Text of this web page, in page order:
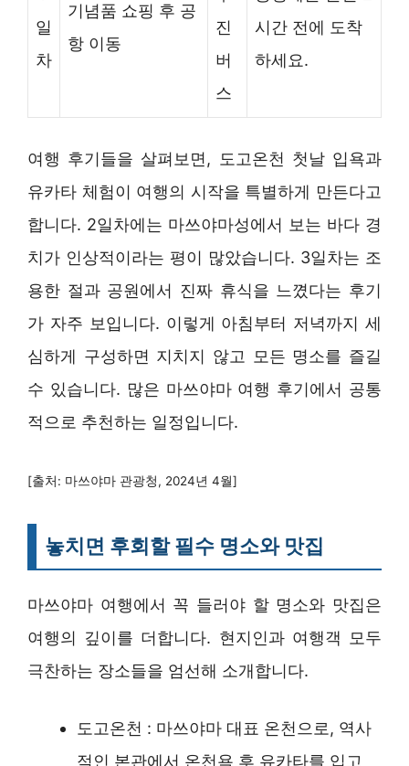
일
차
기념품 쇼핑 후 공
항 이동
진
버
스
시간 전에 도착
하세요.
여행 후기들을 살펴보면, 도고온천 첫날 입욕과
유카타 체험이 여행의 시작을 특별하게 만든다고
합니다. 2일차에는 마쓰야마성에서 보는 바다 경
치가 인상적이라는 평이 많았습니다. 3일차는 조
용한 절과 공원에서 진짜 휴식을 느꼈다는 후기
가 자주 보입니다. 이렇게 아침부터 저녁까지 세
심하게 구성하면 지치지 않고 모든 명소를 즐길
수 있습니다. 많은 마쓰야마 여행 후기에서 공통
적으로 추천하는 일정입니다.
[출처: 마쓰야마 관광청, 2024년 4월]
놓치면 후회할 필수 명소와 맛집
마쓰야마 여행에서 꼭 들러야 할 명소와 맛집은
여행의 깊이를 더합니다. 현지인과 여행객 모두
극찬하는 장소들을 엄선해 소개합니다.
도고온천 : 마쓰야마 대표 온천으로, 역사
적인 본관에서 온천욕 후 유카타를 입고